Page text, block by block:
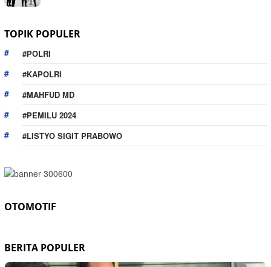
TOPIK POPULER
#POLRI
#KAPOLRI
#MAHFUD MD
#PEMILU 2024
#LISTYO SIGIT PRABOWO
OTOMOTIF
BERITA POPULER